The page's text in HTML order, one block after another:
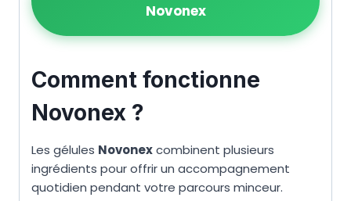
Novonex
Comment fonctionne
Novonex ?
Les gélules Novonexcombinent plusieurs
ingrédients pour offrir un accompagnement
quotidien pendant votre parcours minceur.